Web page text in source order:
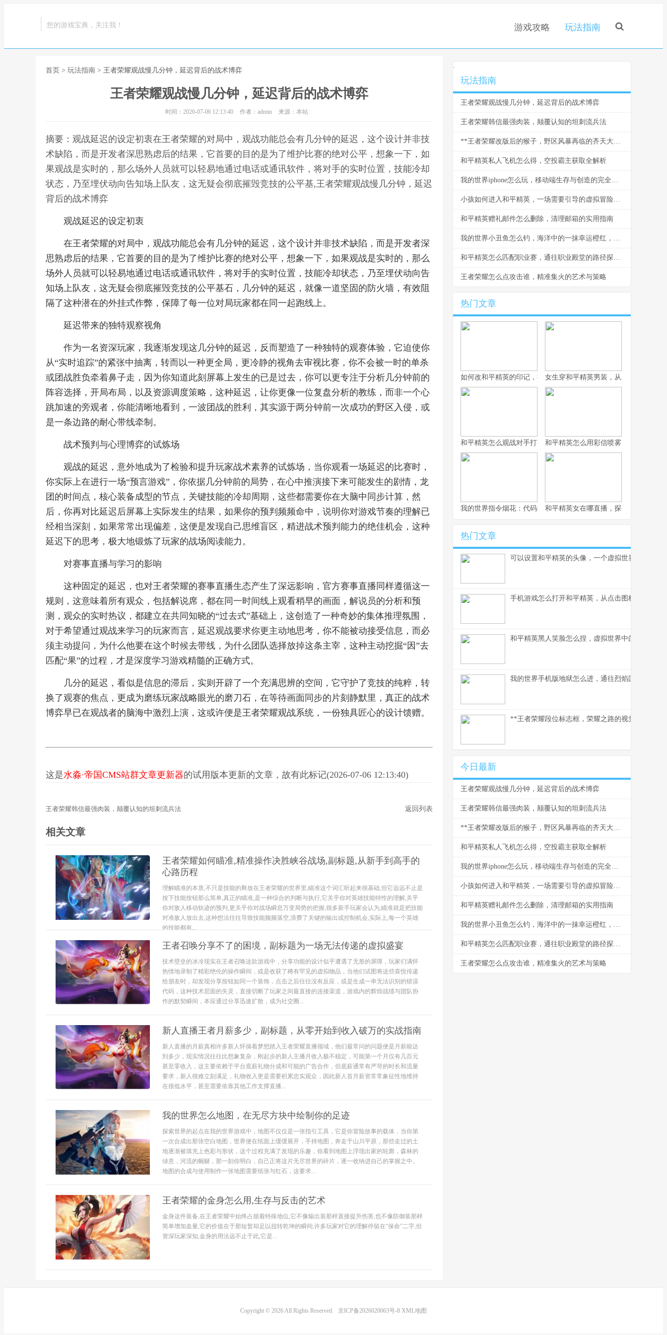
您的游戏宝典，关注我！ 游戏攻略 玩法指南
首页 > 玩法指南 > 王者荣耀观战慢几分钟，延迟背后的战术博弈
王者荣耀观战慢几分钟，延迟背后的战术博弈
时间：2026-07-06 12:13:40 作者：admin 来源：本站
摘要：观战延迟的设定初衷在王者荣耀的对局中，观战功能总会有几分钟的延迟，这个设计并非技
术缺陷，而是开发者深思熟虑后的结果，它首要的目的是为了维护比赛的绝对公平，想象一下，如
果观战是实时的，那么场外人员就可以轻易地通过电话或通讯软件，将对手的实时位置，技能冷却
状态，乃至埋伏动向告知场上队友，这无疑会彻底摧毁竞技的公平基,王者荣耀观战慢几分钟，延迟
背后的战术博弈
观战延迟的设定初衷
在王者荣耀的对局中，观战功能总会有几分钟的延迟，这个设计并非技术缺陷，而是开发者深
思熟虑后的结果，它首要的目的是为了维护比赛的绝对公平，想象一下，如果观战是实时的，那么
场外人员就可以轻易地通过电话或通讯软件，将对手的实时位置，技能冷却状态，乃至埋伏动向告
知场上队友，这无疑会彻底摧毁竞技的公平基石，几分钟的延迟，就像一道坚固的防火墙，有效阻
隔了这种潜在的外挂式作弊，保障了每一位对局玩家都在同一起跑线上。
延迟带来的独特观察视角
作为一名资深玩家，我逐渐发现这几分钟的延迟，反而塑造了一种独特的观赛体验，它迫使你
从“实时追踪”的紧张中抽离，转而以一种更全局，更冷静的视角去审视比赛，你不会被一时的单杀
或团战胜负牵着鼻子走，因为你知道此刻屏幕上发生的已是过去，你可以更专注于分析几分钟前的
阵容选择，开局布局，以及资源调度策略，这种延迟，让你更像一位复盘分析的教练，而非一个心
跳加速的旁观者，你能清晰地看到，一波团战的胜利，其实源于两分钟前一次成功的野区入侵，或
是一条边路的耐心带线牵制。
战术预判与心理博弈的试炼场
观战的延迟，意外地成为了检验和提升玩家战术素养的试炼场，当你观看一场延迟的比赛时，
你实际上在进行一场“预言游戏”，你依据几分钟前的局势，在心中推演接下来可能发生的剧情，龙
团的时间点，核心装备成型的节点，关键技能的冷却周期，这些都需要你在大脑中同步计算，然
后，你再对比延迟后屏幕上实际发生的结果，如果你的预判频频命中，说明你对游戏节奏的理解已
经相当深刻，如果常常出现偏差，这便是发现自己思维盲区，精进战术预判能力的绝佳机会，这种
延迟下的思考，极大地锻炼了玩家的战场阅读能力。
对赛事直播与学习的影响
这种固定的延迟，也对王者荣耀的赛事直播生态产生了深远影响，官方赛事直播同样遵循这一
规则，这意味着所有观众，包括解说席，都在同一时间线上观看稍早的画面，解说员的分析和预
测，观众的实时热议，都建立在共同知晓的“过去式”基础上，这创造了一种奇妙的集体推理氛围，
对于希望通过观战来学习的玩家而言，延迟观战要求你更主动地思考，你不能被动接受信息，而必
须主动提问，为什么他要在这个时候去带线，为什么团队选择放掉这条主宰，这种主动挖掘“因”去
匹配“果”的过程，才是深度学习游戏精髓的正确方式。
几分的延迟，看似是信息的滞后，实则开辟了一个充满思辨的空间，它守护了竞技的纯粹，转
换了观赛的焦点，更成为磨练玩家战略眼光的磨刀石，在等待画面同步的片刻静默里，真正的战术
博弈早已在观战者的脑海中激烈上演，这或许便是王者荣耀观战系统，一份独具匠心的设计馈赠。
这是水淼·帝国CMS站群文章更新器的试用版本更新的文章，故有此标记(2026-07-06 12:13:40)
王者荣耀韩信最强肉装，颠覆认知的坦刺流兵法 返回列表
相关文章
王者荣耀如何瞄准,精准操作决胜峡谷战场,副标题,从新手到高手的
心路历程
理解瞄准的本质,不只是技能的释放在王者荣耀的世界里,瞄准这个词汇听起来很基础,但它远远不止是
按下技能按钮那么简单,真正的瞄准,是一种综合的判断与执行,它关乎你对英雄技能特性的理解,关乎
你对敌人移动轨迹的预判,更关乎你对战场瞬息万变局势的把握,很多新手玩家会认为,瞄准就是把技能
对准敌人放出去,这种想法往往导致技能频频落空,浪费了关键的输出或控制机会,实际上,每一个英雄
的技能都有...
王者召唤分享不了的困境，副标题为一场无法传递的虚拟盛宴
技术壁垒的冰冷现实在王者召唤这款游戏中，分享功能的设计似乎遭遇了无形的屏障，玩家们满怀
热情地录制了精彩绝伦的操作瞬间，或是收获了稀有罕见的虚拟物品，当他们试图将这些喜悦传递
给朋友时，却发现分享按钮如同一个装饰，点击之后往往没有反应，或是生成一串无法识别的错误
代码，这种技术层面的失灵，直接切断了玩家之间最直接的连接渠道，游戏内的辉煌战绩与团队协
作的默契瞬间，本应通过分享迅速扩散，成为社交圈...
新人直播王者月薪多少，副标题，从零开始到收入破万的实战指南
新人直播的月薪真相许多新人怀揣着梦想踏入王者荣耀直播领域，他们最常问的问题便是月薪能达
到多少，现实情况往往比想象复杂，刚起步的新人主播月收入极不稳定，可能第一个月仅有几百元
甚至零收入，这主要依赖于平台底薪礼物分成和可能的广告合作，但底薪通常有严苛的时长和流量
要求，新人很难立刻满足，礼物收入更是需要积累忠实观众，因此新人首月薪资常常象征性地维持
在很低水平，甚至需要依靠其他工作支撑直播...
我的世界怎么地图，在无尽方块中绘制你的足迹
探索世界的起点在我的世界游戏中，地图不仅仅是一张指引工具，它是你冒险故事的载体，当你第
一次合成出那张空白地图，世界便在纸面上缓缓展开，手持地图，奔走于山川平原，那些走过的土
地逐渐被填充上色彩与形状，这个过程充满了发现的乐趣，你看到地图上浮现出家的轮廓，森林的
绿意，河流的蜿蜒，那一刻你明白，自己正将这片无尽世界的碎片，逐一收纳进自己的掌握之中。
地图的合成与使用制作一张地图需要纸张与红石，这要求...
王者荣耀的金身怎么用,生存与反击的艺术
金身这件装备,在王者荣耀中始终占据着特殊地位,它不像输出装那样直接提升伤害,也不像防御装那样
简单增加血量,它的价值在于那短暂却足以扭转乾坤的瞬间,许多玩家对它的理解停留在“保命”二字,但
资深玩家深知,金身的用法远不止于此,它是...
.
玩法指南
王者荣耀观战慢几分钟，延迟背后的战术博弈
王者荣耀韩信最强肉装，颠覆认知的坦刺流兵法
**王者荣耀改版后的猴子，野区风暴再临的齐天大圣**
和平精英私人飞机怎么得，空投霸主获取全解析
我的世界iphone怎么玩，移动端生存与创造的完全指南
小孩如何进入和平精英，一场需要引导的虚拟冒险副标题
和平精英赠礼邮件怎么删除，清理邮箱的实用指南
我的世界小丑鱼怎么钓，海洋中的一抹幸运橙红，副标题，耐心与技巧的静谧艺术
和平精英怎么匹配职业赛，通往职业殿堂的路径探析副标题
王者荣耀怎么点攻击谁，精准集火的艺术与策略
热门文章
如何改和平精英的印记，提升战术竞技体验女生穿和平精英男装，从虚拟战场到现
和平精英怎么观战对手打字之战术观察与交流艺术，副标题观战中
和平精英怎么用彩信喷雾，战术迷雾中
我的世界指令烟花：代码编织的夜空盛宴和平精英女在哪直播，探寻顶尖女玩家
热门文章
可以设置和平精英的头像，一个虚拟世界的自我宣
手机游戏怎么打开和平精英，从点击图标到沉浸战
和平精英黑人笑脸怎么捏，虚拟世界中的文化表达
我的世界手机版地狱怎么进，通往烈焰国度的生存
**王者荣耀段位标志框，荣耀之路的视觉丰碑，
今日最新
王者荣耀观战慢几分钟，延迟背后的战术博弈
王者荣耀韩信最强肉装，颠覆认知的坦刺流兵法
**王者荣耀改版后的猴子，野区风暴再临的齐天大圣**
和平精英私人飞机怎么得，空投霸主获取全解析
我的世界iphone怎么玩，移动端生存与创造的完全指南
小孩如何进入和平精英，一场需要引导的虚拟冒险副标题
和平精英赠礼邮件怎么删除，清理邮箱的实用指南
我的世界小丑鱼怎么钓，海洋中的一抹幸运橙红，副标题，耐心与技巧的静谧艺术
和平精英怎么匹配职业赛，通往职业殿堂的路径探析副标题
王者荣耀怎么点攻击谁，精准集火的艺术与策略
Copyright © 2026 All Rights Reserved. 京ICP备2026020063号-8 XML地图